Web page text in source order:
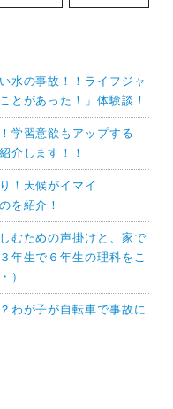
水の事故！！ライフジャ
とがあった！」体験談！
学習意欲もアップする
介します！！
！天候がイマイ
を紹介！
むための声掛けと、家で
年生で６年生の理科をこ
）
わが子が自転車で事故に